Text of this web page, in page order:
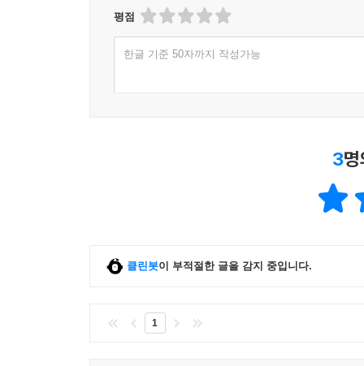
6.5.2 디자인과 아키텍처 단계
6.5.3 빌드와 배치 관점에서의 단계
6.5.4 테스트와 검증관점에서의 단계
7.2 IaaS의 주요 기술
7.2.2 새로운 네트워크 모델 디자인
7.2.3 새로운 네트워크 모델 구현
평점
한글 기준 50자까지 작성가능
3
클린봇이 부적절한 글을 감지 중입니다.
1